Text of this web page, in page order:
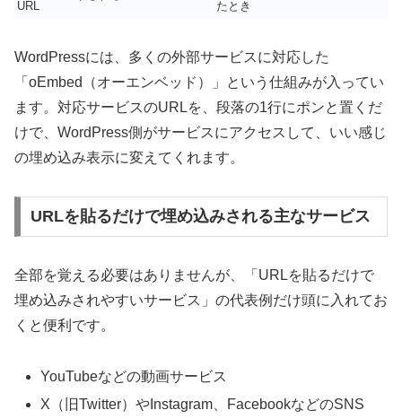
URL
たとき
WordPressには、多くの外部サービスに対応した
「oEmbed（オーエンベッド）」という仕組みが入ってい
ます。対応サービスのURLを、段落の1行にポンと置くだ
けで、WordPress側がサービスにアクセスして、いい感じ
の埋め込み表示に変えてくれます。
URLを貼るだけで埋め込みされる主なサービス
全部を覚える必要はありませんが、「URLを貼るだけで
埋め込みされやすいサービス」の代表例だけ頭に入れてお
くと便利です。
YouTubeなどの動画サービス
X（旧Twitter）やInstagram、FacebookなどのSNS